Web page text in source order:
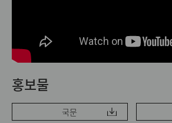
홍보물
국문